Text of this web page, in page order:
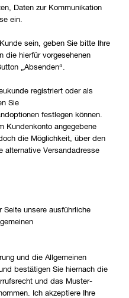
Daten zur Kommunikation
ein.
sein, geben Sie bitte Ihre
die hierfür vorgesehenen
„Absenden“.
registriert oder als
Sie
festlegen können.
Kundenkonto angegebene
die Möglichkeit, über den
alternative Versandadresse
Seite unsere ausführliche
und die Allgemeinen
bestätigen Sie hiernach die
und das Muster-
Ich akzeptiere Ihre